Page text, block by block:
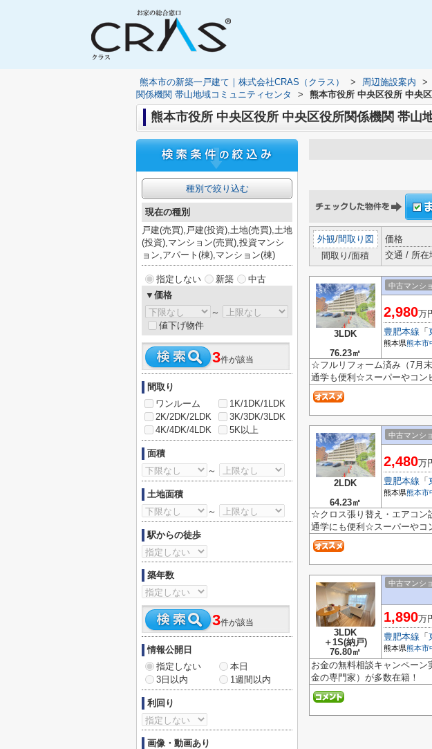
熊本市の新築一戸建て｜株式会社CRAS（クラス） > 周辺施設案内 >
関係機関 帯山地域コミュニティセンタ
> 熊本市役所 中央区役所 中央
熊本市役所 中央区役所 中央区役所関係機関 帯山
外観/間取り図
間取り/面積
価格
交通 / 所在
3LDK
76.23㎡
中古マンシ
2,980万
豊肥本線 「
熊本県熊本市
☆フルリフォーム済み（7月
通学も便利☆スーパーやコン
2LDK
64.23㎡
中古マンシ
2,480万
豊肥本線 「
熊本県熊本市
☆クロス張り替え・エアコン
通学にも便利☆スーパーやコ
3LDK
＋1S(納戸)
76.80㎡
中古マンシ
1,890万
豊肥本線 「
熊本県熊本市
お金の無料相談キャンペー
金の専門家）が多数在籍！
種別で絞り込む
現在の種別
戸建(売買),戸建(投資),土地(売買),土地
(投資),マンション(売買),投資マンシ
ョン,アパート(棟),マンション(棟)
指定しない 新築
中古
▼価格
～
値下げ物件
3件が該当
間取り
ワンルーム
1K/1DK/1LDK
2K/2DK/2LDK
3K/3DK/3LDK
4K/4DK/4LDK
5K以上
面積
～
土地面積
～
駅からの徒歩
築年数
3件が該当
情報公開日
指定しない
本日
3日以内
1週間以内
利回り
画像・動画あり